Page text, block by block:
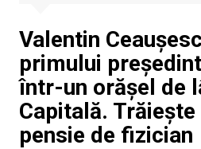
Valentin
primului
într-un orășel de
Capitală.
pensie de fizician